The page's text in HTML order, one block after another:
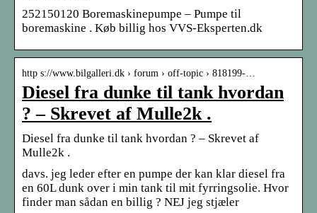
252150120 Boremaskinepumpe – Pumpe til
boremaskine . Køb billig hos VVS-Eksperten.dk
http s://www.bilgalleri.dk › forum › off-topic › 818199-…
Diesel fra dunke til tank hvordan
? – Skrevet af Mulle2k .
Diesel fra dunke til tank hvordan ? – Skrevet af
Mulle2k .
davs. jeg leder efter en pumpe der kan klar diesel fra
en 60L dunk over i min tank til mit fyrringsolie. Hvor
finder man sådan en billig ? NEJ jeg stjæler